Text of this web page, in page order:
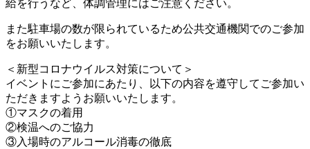
給を行うなど、体調管理にはご注意ください。
また駐車場の数が限られているため公共交通機関でのご参加
をお願いいたします。
＜新型コロナウイルス対策について＞
イベントにご参加にあたり、以下の内容を遵守してご参加い
ただきますようお願いいたします。
①マスクの着用
②検温へのご協力
③入場時のアルコール消毒の徹底